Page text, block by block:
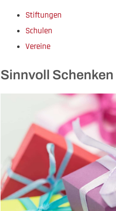
Stiftungen
Schulen
Vereine
Sinnvoll Schenken